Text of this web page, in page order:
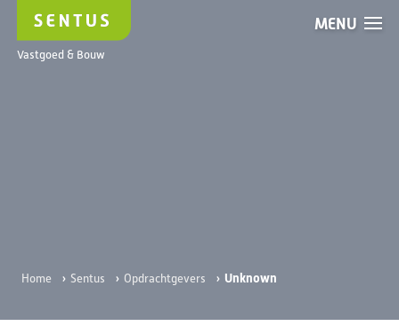
Vastgoed & Bouw
MENU
Unknown
Home › Sentus › Opdrachtgevers › Unknown